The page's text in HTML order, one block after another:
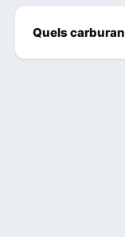
Quels